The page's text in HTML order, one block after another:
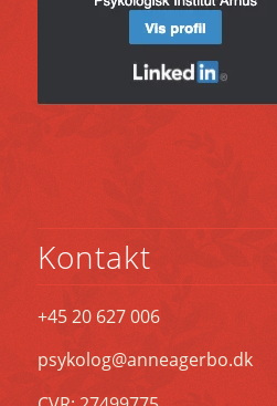
Kontakt
+45 20 627 006
psykolog@anneagerbo.dk